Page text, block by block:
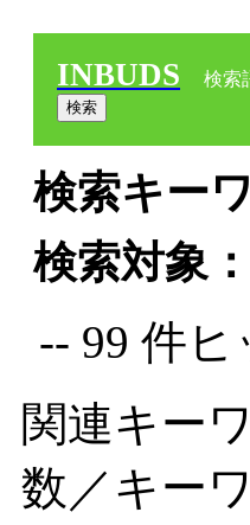
INBUDS 検索
検索キー
検索対象
-- 99 件ヒ
関連キー
数／キー